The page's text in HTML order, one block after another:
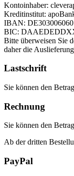
Kontoinhaber:
Kreditinstitut:
IBAN:
BIC:
Bitte überweisen Sie
daher die
Lastschrift
Sie können den
Rechnung
Sie können den
Ab der dritten
PayPal